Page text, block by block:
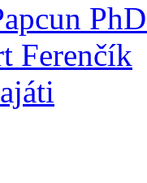
Ferenčík